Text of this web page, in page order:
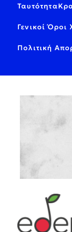
Ταυτότητα
Γενικοί Όροι
Πολιτική